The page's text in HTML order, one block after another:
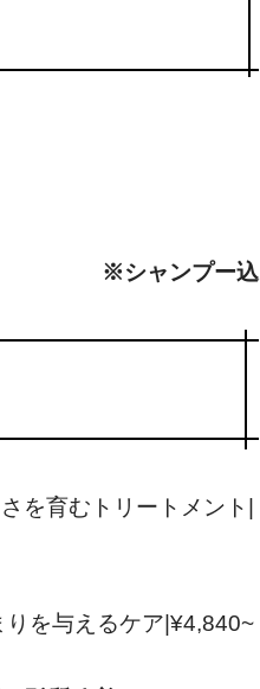
※シャンプー込
を育むトリートメント|
を与えるケア|¥4,840~